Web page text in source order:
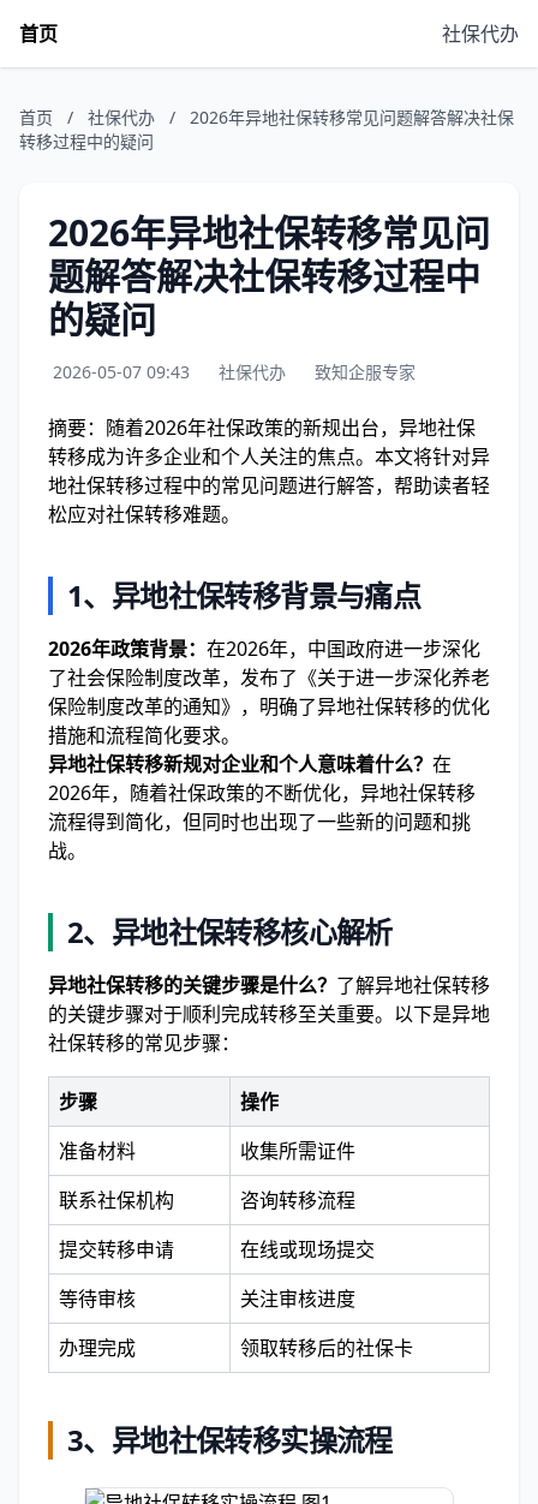
首页 社保代办
首页 / 社保代办 /
2026年异地社保转移常见问题解答解决社保
转移过程中的疑问
2026年异地社保转移常见问
题解答解决社保转移过程中
的疑问
2026-05-07 09:43 社保代办 致知企服专家
摘要：随着2026年社保政策的新规出台，异地社保
转移成为许多企业和个人关注的焦点。本文将针对异
地社保转移过程中的常见问题进行解答，帮助读者轻
松应对社保转移难题。
1、异地社保转移背景与痛点
2026年政策背景： 在2026年，中国政府进一步深化
了社会保险制度改革，发布了《关于进一步深化养老
保险制度改革的通知》，明确了异地社保转移的优化
措施和流程简化要求。
异地社保转移新规对企业和个人意味着什么？ 在
2026年，随着社保政策的不断优化，异地社保转移
流程得到简化，但同时也出现了一些新的问题和挑
战。
2、异地社保转移核心解析
异地社保转移的关键步骤是什么？ 了解异地社保转移
的关键步骤对于顺利完成转移至关重要。以下是异地
社保转移的常见步骤：
步骤
操作
准备材料
收集所需证件
联系社保机构
咨询转移流程
提交转移申请
在线或现场提交
等待审核
关注审核进度
办理完成
领取转移后的社保卡
3、异地社保转移实操流程